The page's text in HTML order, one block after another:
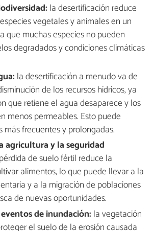
la desertificación reduce
vegetales y animales en un
que muchas especies no pueden
degradados y condiciones climáticas
la desertificación a menudo va de
de los recursos hídricos, ya
que retiene el agua desaparece y los
menos permeables. Esto puede
más frecuentes y prolongadas.
agricultura y la seguridad
de suelo fértil reduce la
alimentos, lo que puede llevar a la
y a la migración de poblaciones
de nuevas oportunidades.
de inundación: la vegetación
el suelo de la erosión causada